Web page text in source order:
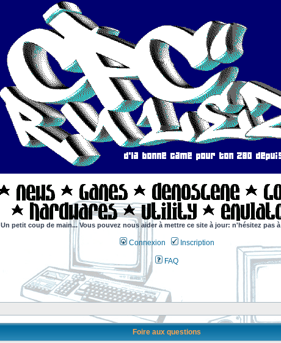
Un petit coup de main... Vous pouvez nous aider à mettre ce site à jour: n'hésitez pas à
Connexion Inscription
FAQ
Foire aux questions